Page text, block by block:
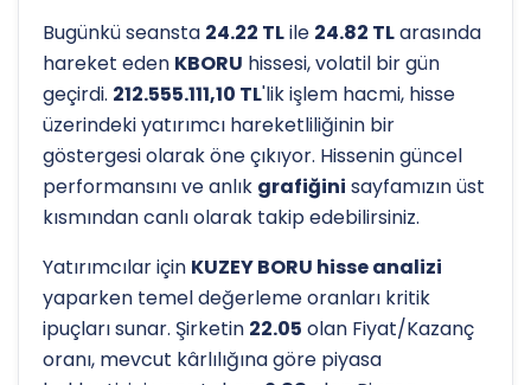
Bugünkü seansta 24.22 TLile 24.82 TLarasında
hareket eden KBORU hissesi, volatil bir gün
geçirdi. 212.555.111,10 TL'lik işlem hacmi, hisse
üzerindeki yatırımcı hareketliliğinin bir
göstergesi olarak öne çıkıyor. Hissenin güncel
performansını ve anlık grafiğini sayfamızın üst
kısmından canlı olarak takip edebilirsiniz.
Yatırımcılar için KUZEY BORU hisse analizi
yaparken temel değerleme oranları kritik
ipuçları sunar. Şirketin 22.05 olan Fiyat/Kazanç
oranı, mevcut kârlılığına göre piyasa